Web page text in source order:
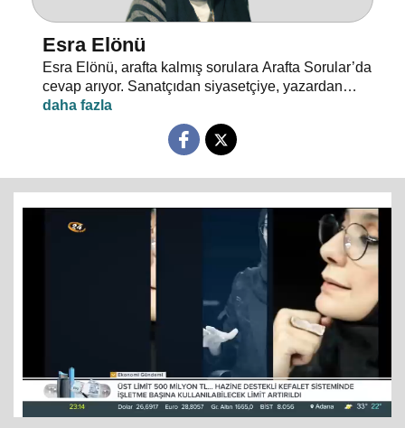
Esra Elönü
Esra Elönü, arafta kalmış sorulara Arafta Sorular’da
cevap arıyor. Sanatçıdan siyasetçiye, yazardan
oyuncuya herkes kendi arafını bu programda anlatıyor.
Hayata, insana, gündem ve siyasete dair her şeyin
konuşulduğu, akıllara takılan, cevabı bulunamayan
konuklarına arafını sorgulatıyor.